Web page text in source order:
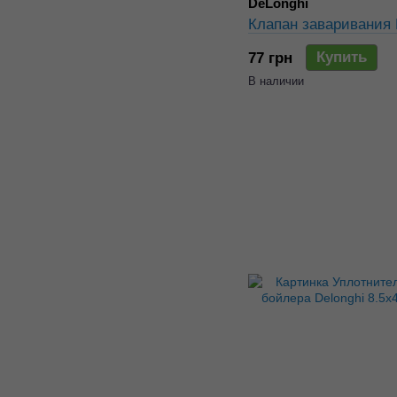
DeLonghi
Клапан заваривания
77 грн
Купить
В наличии